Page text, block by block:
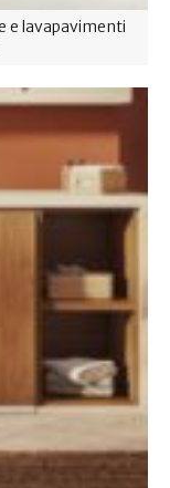
e lavapavimenti